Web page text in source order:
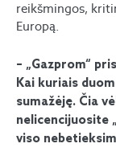
reikšmingos,
Europą.
– „Gazprom“
Kai kuriais
sumažėję. Čia
nelicencijuosite
viso